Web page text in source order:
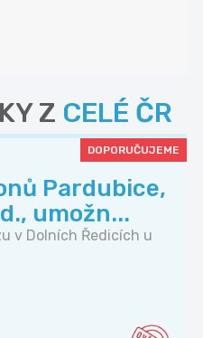
Z CELÉ ČR
DOPORUČUJEME
Pardubice,
umožn...
v Dolních Ředicích u